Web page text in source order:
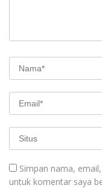
Simpan nama,
untuk komentar saya